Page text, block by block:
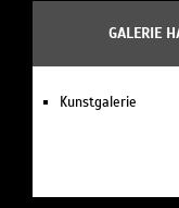
GALERIE
Kunstgalerie